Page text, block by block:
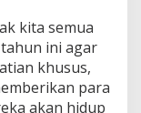
kita semua
ini agar
khusus,
para
akan hidup